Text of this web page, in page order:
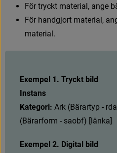
För tryckt material, ange b
För handgjort material, an
material.
Exempel 1. Tryckt bild
Instans
Kategori: Ark (Bärartyp - rda
(Bärarform - saobf) [länka]
Exempel 2. Digital bild